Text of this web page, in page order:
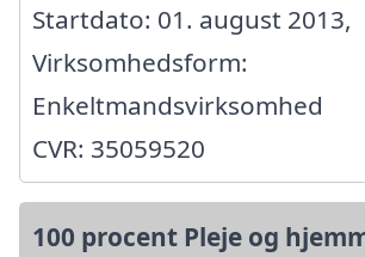
Startdato: 01. august 2013,
Virksomhedsform:
Enkeltmandsvirksomhed
CVR: 35059520
100 procent Pleje og